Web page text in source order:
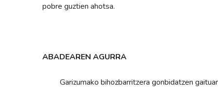
pobre guztien ahotsa.
ABADEAREN AGURRA
Garizumako bihozbarritzera gonbidatzen gaituan